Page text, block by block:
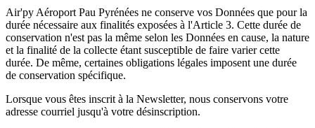
Air'py Aéroport Pau Pyrénées ne conserve vos Données que pour la
durée nécessaire aux finalités exposées à l'Article 3. Cette durée de
conservation n'est pas la même selon les Données en cause, la nature
et la finalité de la collecte étant susceptible de faire varier cette
durée. De même, certaines obligations légales imposent une durée
de conservation spécifique.
Lorsque vous êtes inscrit à la Newsletter, nous conservons votre
adresse courriel jusqu'à votre désinscription.